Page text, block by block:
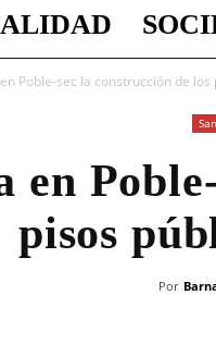
Poble-sec la construcción de
en
pisos
Por